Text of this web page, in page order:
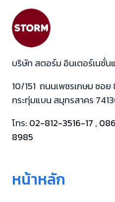
บริษัท สตอร์ม อินเตอร์เนชั่น
10/151 ถนนเพชรเกษม ซอ
กระทุ่มแบน สมุทรสาคร
โทร: 02-812-3516-17 ,
8985
หน้าหลัก